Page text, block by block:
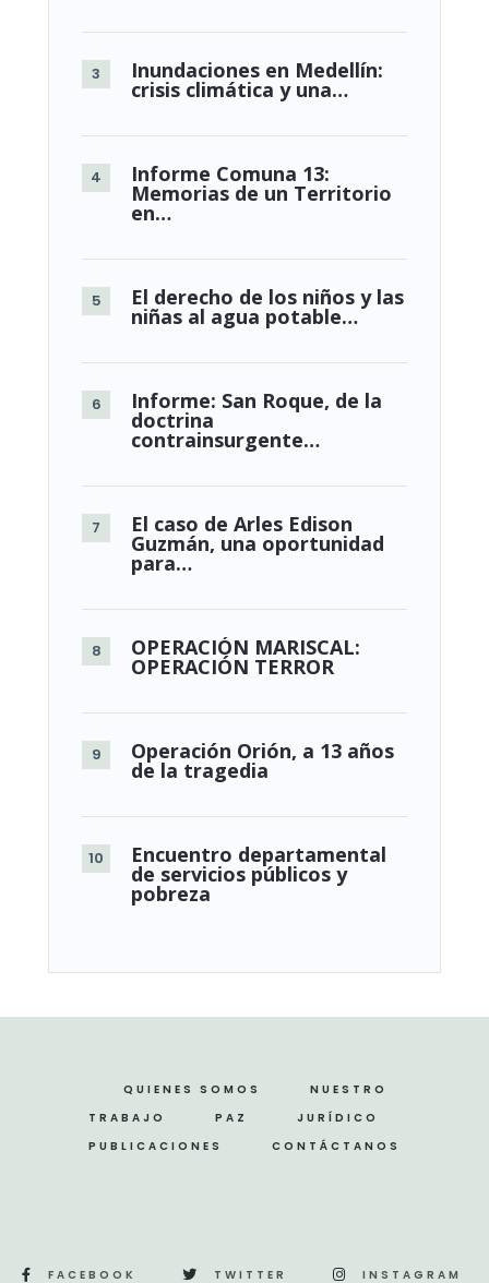
Inundaciones en Medellín:
crisis climática y una…
Informe Comuna 13:
Memorias de un Territorio
en…
El derecho de los niños y las
niñas al agua potable…
Informe: San Roque, de la
doctrina
contrainsurgente…
El caso de Arles Edison
Guzmán, una oportunidad
para…
OPERACIÓN MARISCAL:
OPERACIÓN TERROR
Operación Orión, a 13 años
de la tragedia
Encuentro departamental
de servicios públicos y
pobreza
QUIENES SOMOS
NUESTRO
TRABAJO
PAZ
JURÍDICO
PUBLICACIONES
CONTÁCTANOS
FACEBOOK TWITTER INSTAGRAM